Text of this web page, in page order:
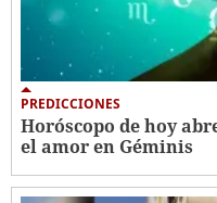
PREDICCIONES
Horóscopo de hoy
el amor en Géminis